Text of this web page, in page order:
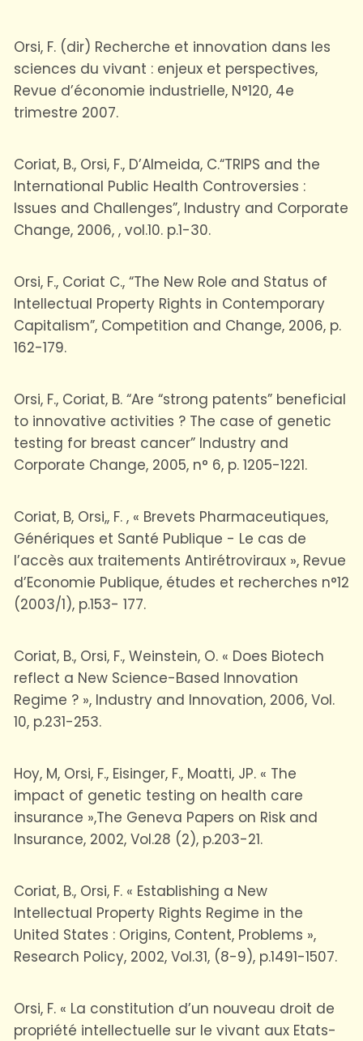
Orsi, F. (dir) Recherche et innovation dans les
sciences du vivant : enjeux et perspectives,
Revue d’économie industrielle, N°120, 4e
trimestre 2007.
Coriat, B., Orsi, F., D’Almeida, C.“TRIPS and the
International Public Health Controversies :
Issues and Challenges”, Industry and Corporate
Change, 2006, , vol.10. p.1-30.
Orsi, F., Coriat C., “The New Role and Status of
Intellectual Property Rights in Contemporary
Capitalism”, Competition and Change, 2006, p.
162-179.
Orsi, F., Coriat, B. “Are “strong patents” beneficial
to innovative activities ? The case of genetic
testing for breast cancer” Industry and
Corporate Change, 2005, n° 6, p. 1205-1221.
Coriat, B, Orsi,, F. , « Brevets Pharmaceutiques,
Génériques et Santé Publique - Le cas de
l’accès aux traitements Antirétroviraux », Revue
d’Economie Publique, études et recherches n°12
(2003/1), p.153- 177.
Coriat, B., Orsi, F., Weinstein, O. « Does Biotech
reflect a New Science-Based Innovation
Regime ? », Industry and Innovation, 2006, Vol.
10, p.231-253.
Hoy, M, Orsi, F., Eisinger, F., Moatti, JP. « The
impact of genetic testing on health care
insurance »,The Geneva Papers on Risk and
Insurance, 2002, Vol.28 (2), p.203-21.
Coriat, B., Orsi, F. « Establishing a New
Intellectual Property Rights Regime in the
United States : Origins, Content, Problems »,
Research Policy, 2002, Vol.31, (8-9), p.1491-1507.
Orsi, F. « La constitution d’un nouveau droit de
propriété intellectuelle sur le vivant aux Etats-